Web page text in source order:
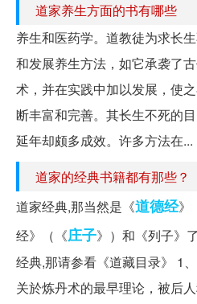
道家养生方面的书有哪些
养生和医药学。道教徒为求长
和发展养生方法，如它承袭了
术，并在实践中加以发展，使
断丰富和完善。其长生不死的
延年却颇多成效。许多方法在...
道家的经典书籍都有那些？
道家经典,那当然是《道德经》
经》（《庄子》）和《列子》
经典,那请参看《道藏目录》 1
关於炼丹术的最早理论，被后